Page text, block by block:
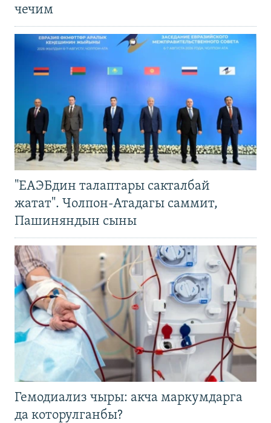
чечим
"ЕАЭБдин талаптары сакталбай
жатат". Чолпон-Атадагы саммит,
Пашиняндын сыны
Гемодиализ чыры: акча маркумдарга
да которулганбы?